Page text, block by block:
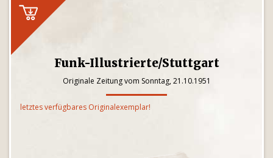
Funk-Illustrierte/Stuttgart
Originale Zeitung vom Sonntag, 21.10.1951
letztes verfügbares Originalexemplar!